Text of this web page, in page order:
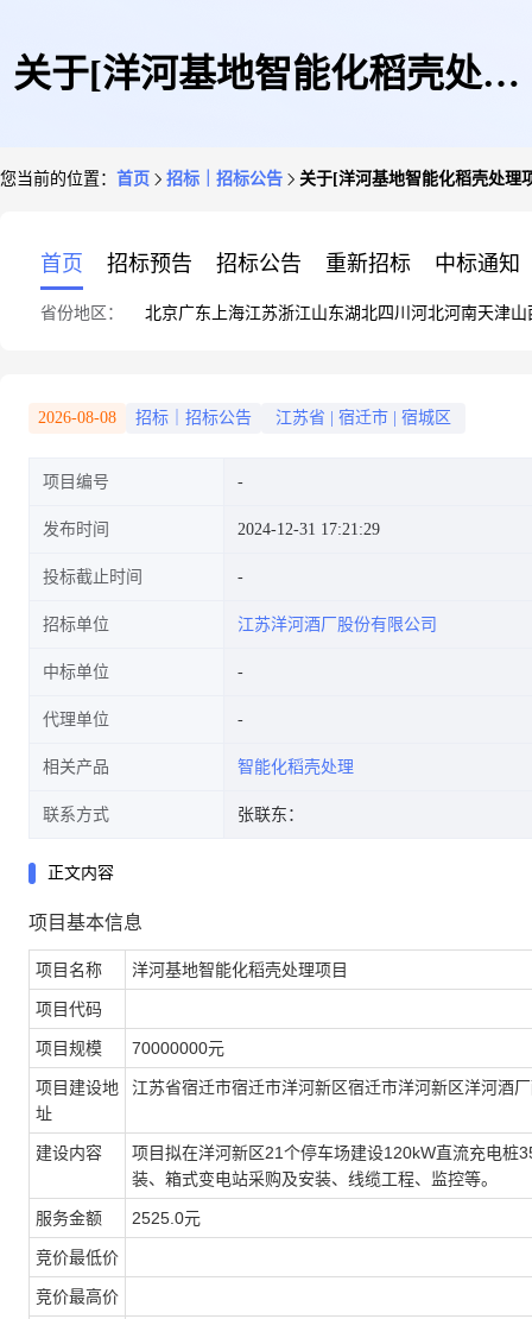
关于[洋河基地智能化稻壳处理
告
您当前的位置： 首页 招标｜招标公告 关于[洋河基地智能化稻壳处理
首页 招标预告 招标公告 重新招标 中标通知
省份地区： 北京广东 上海江苏浙江山东湖北四川 河北河南天津山
2026-08-08 招标｜招标公告 江苏省 宿迁市 宿城区
项目编号
发布时间 2024-12-31 17:21:29
投标截止时间
招标单位 江苏洋河酒厂股份有限公司
中标单位
代理单位
相关产品 智能化稻壳处理
联系方式 张联东：
正文内容
项目基本信息
项目名称 洋河基地智能化稻壳处理项目
项目代码
项目规模 70000000元
项目建设地
址
江苏省宿迁市宿迁市洋河新区宿迁市洋河新区洋河酒
建设内容
项目拟在洋河新区21个停车场建设120kW直流充电桩
装、箱式变电站采购及安装、线缆工程、监控等。
服务金额 2525.0元
竞价最低价
竞价最高价